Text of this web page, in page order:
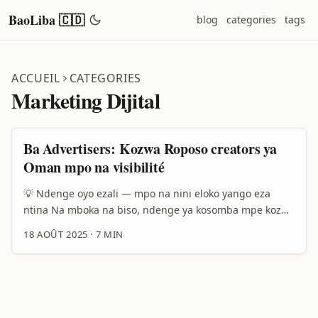
BaoLiba 🇨🇩 blog categories tags
ACCUEIL CATEGORIES
Marketing Dijital
Ba Advertisers: Kozwa Roposo creators ya
Oman mpo na visibilité
💡 Ndenge oyo ezali — mpo na nini eloko yango eza
ntina Na mboka na biso, ndenge ya kosomba mpe kozwa
attention ya bato ezali kobongwana mingi. Ba
plateformes ya social media ezali kosalelama mingi na
marché ya Middle East — kasi soki olingi kotonga
18 AOÛT 2025 · 7 MIN